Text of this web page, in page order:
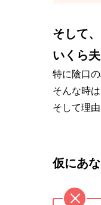
そして、
いくら
特に陰口
そんな時
そして理
仮にあ